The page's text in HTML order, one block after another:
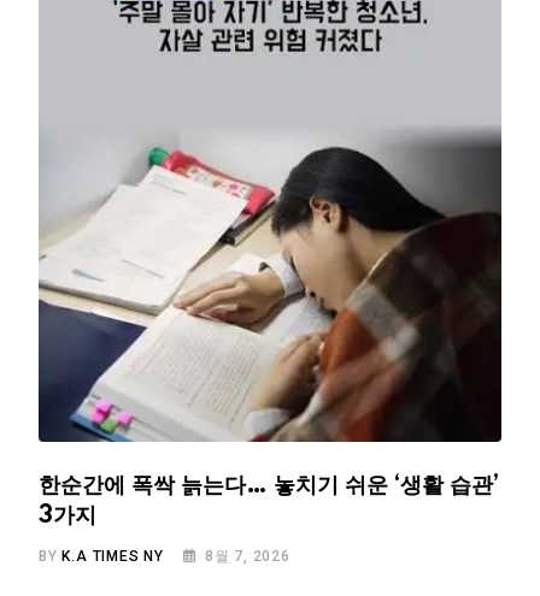
한순간에 폭싹 늙는다… 놓치기 쉬운 ‘생활 습관’
3가지
BY K.A TIMES NY 8월 7, 2026